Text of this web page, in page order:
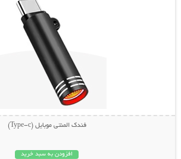
فندک المنتی موبایل (Type-c)
افزودن به سبد خرید